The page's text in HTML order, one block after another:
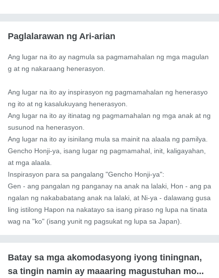
Paglalarawan ng Ari-arian
Ang lugar na ito ay nagmula sa pagmamahalan ng mga magulan
g at ng nakaraang henerasyon.
Ang lugar na ito ay inspirasyon ng pagmamahalan ng henerasyo
ng ito at ng kasalukuyang henerasyon.
Ang lugar na ito ay itinatag ng pagmamahalan ng mga anak at ng
susunod na henerasyon.
Ang lugar na ito ay isinilang mula sa mainit na alaala ng pamilya.
Gencho Honji-ya, isang lugar ng pagmamahal, init, kaligayahan,
at mga alaala.
Inspirasyon para sa pangalang "Gencho Honji-ya":
Gen - ang pangalan ng panganay na anak na lalaki, Hon - ang pa
ngalan ng nakababatang anak na lalaki, at Ni-ya - dalawang gusa
ling istilong Hapon na nakatayo sa isang piraso ng lupa na tinata
wag na "ko" (isang yunit ng pagsukat ng lupa sa Japan).
Batay sa mga akomodasyong iyong tiningnan,
sa tingin namin ay maaaring magustuhan mo...